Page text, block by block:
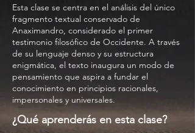
Esta clase se centra en el análisis del único
fragmento textual conservado de
Anaximandro, considerado el primer
testimonio filosófico de Occidente. A través
de su lenguaje denso y su estructura
enigmática, el texto inaugura un modo de
pensamiento que aspira a fundar el
conocimiento en principios racionales,
impersonales y universales.
¿Qué aprenderás en esta clase?